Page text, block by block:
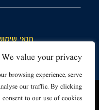
We value your privacy
browsing experience, serve
our traffic. By clicking
to our use of cookies.
תנאי
כללי כניסה והתנהגות
האתר שאתה גולש בו עשוי
על ידי כניסה לאתר אתה מאשר